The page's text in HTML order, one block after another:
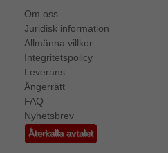
Om oss
Juridisk information
Allmänna villkor
Integritetspolicy
Leverans
Ångerrätt
FAQ
Nyhetsbrev
Återkalla avtalet